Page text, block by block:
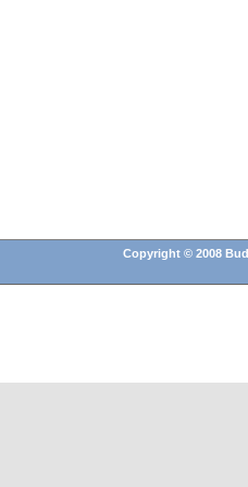
Copyright © 2008